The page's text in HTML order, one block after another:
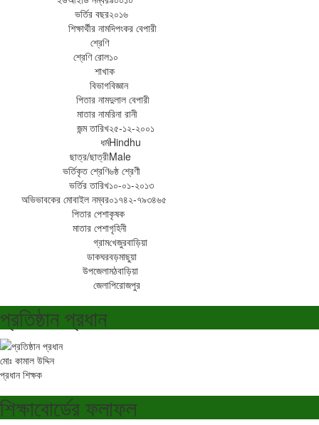
ভর্তির বছর২০১৬
শিক্ষার্থীর নামদিপংকর বেপারী
শ্রেণি
শ্রেণি রোল১০
শাখাক
বিভাগবিজ্ঞান
পিতার নামদুলাল বেপারী
মাতার নামরিনা রানী
জন্ম তারিখ২৫-১২-২০০১
ধর্মHindhu
ছাত্র/ছাত্রীMale
ভর্তিকৃত শ্রেণি৬ষ্ঠ শ্রেণী
ভর্তির তারিখ১০-০১-২০১৩
অভিভাবকের মোবাইল নম্বর০১৭৪২-৭৯৩৪৬৫
পিতার পেশাকৃষক
মাতার পেশাগৃহিনী
গ্রামখেজুরবাড়িয়া
ডাকঘরবড়মাছুয়া
উপজেলামঠবাড়িয়া
জেলাপিরোজপুর
প্রতিষ্ঠান প্রধান
মোঃ কামাল উদ্দিন
প্রধান শিক্ষক
শিক্ষাবোর্ডের ফলাফল